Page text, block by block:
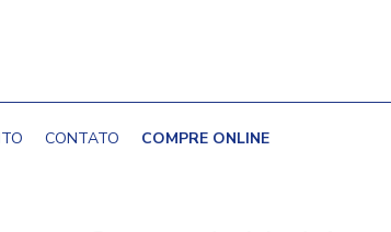
CONTATO COMPRE ONLINE